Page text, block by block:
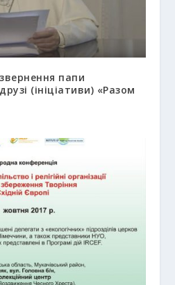
папи
(ініціативи) «Разом